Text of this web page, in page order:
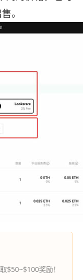
。
$50~$100奖励！